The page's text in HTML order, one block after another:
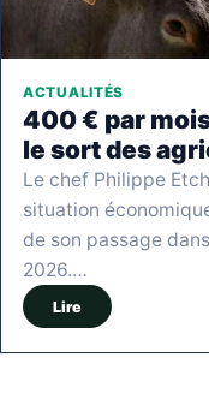
ACTUALITÉS
400 € par
le sort des
Le chef Philippe
situation
de son passage
2026.…
Lire